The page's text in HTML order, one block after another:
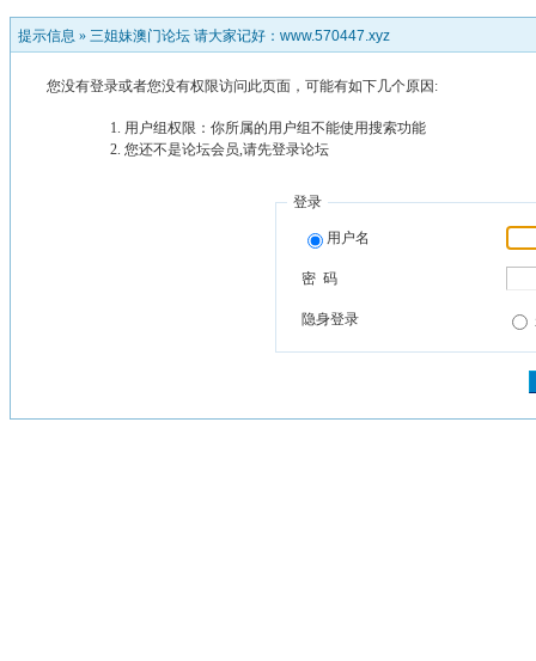
提示信息 » 三姐妹澳门论坛 请大家记好：www.570447.xyz
您没有登录或者您没有权限访问此页面，可能有如下几个原因:
用户组权限：你所属的用户组不能使用搜索功能
您还不是论坛会员,请先登录论坛
登录
用户名
密 码
隐身登录